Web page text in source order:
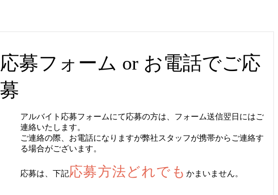
応募フォーム or お電話でご応
募
アルバイト応募フォームにて応募の方は、フォーム送信翌日にはご
連絡いたします。
ご連絡の際、お電話になりますが弊社スタッフが携帯からご連絡す
る場合がございます。
応募は、下記応募方法どれでも かまいません。